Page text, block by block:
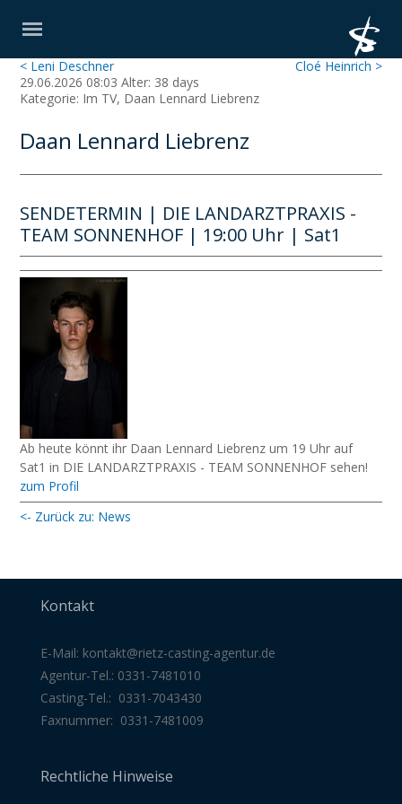
Cloé Heinrich >
< Leni Deschner
29.06.2026 08:03 Alter: 38 days
Kategorie: Im TV, Daan Lennard Liebrenz
Daan Lennard Liebrenz
SENDETERMIN | DIE LANDARZTPRAXIS -
TEAM SONNENHOF | 19:00 Uhr | Sat1
Ab heute könnt ihr Daan Lennard Liebrenz um 19 Uhr auf
Sat1 in DIE LANDARZTPRAXIS - TEAM SONNENHOF sehen!
zum Profil
<- Zurück zu: News
Kontakt
E-Mail: kontakt@rietz-casting-agentur.de
Agentur-Tel.: 0331-7481010
Casting-Tel.: 0331-7043430
Faxnummer: 0331-7481009
Rechtliche Hinweise